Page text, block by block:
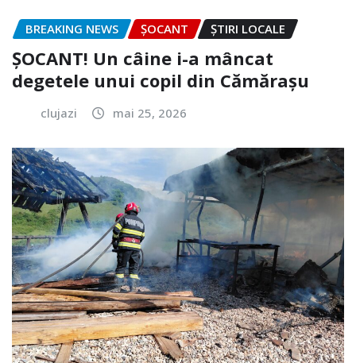
BREAKING NEWS ȘOCANT ȘTIRI LOCALE
ȘOCANT! Un câine i-a mâncat
degetele unui copil din Cămărașu
clujazi mai 25, 2026